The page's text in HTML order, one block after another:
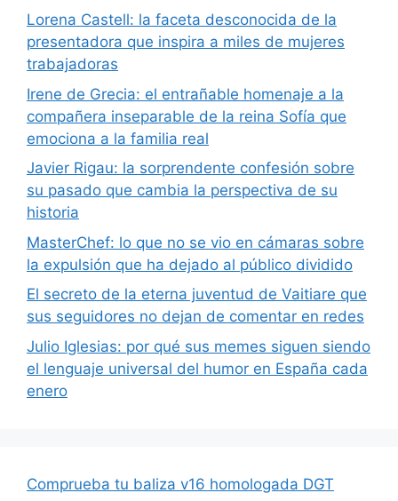
Lorena Castell: la faceta desconocida de la
presentadora que inspira a miles de mujeres
trabajadoras
Irene de Grecia: el entrañable homenaje a la
compañera inseparable de la reina Sofía que
emociona a la familia real
Javier Rigau: la sorprendente confesión sobre
su pasado que cambia la perspectiva de su
historia
MasterChef: lo que no se vio en cámaras sobre
la expulsión que ha dejado al público dividido
El secreto de la eterna juventud de Vaitiare que
sus seguidores no dejan de comentar en redes
Julio Iglesias: por qué sus memes siguen siendo
el lenguaje universal del humor en España cada
enero
Comprueba tu baliza v16 homologada DGT